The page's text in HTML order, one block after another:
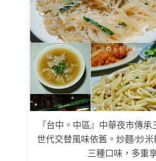
『台中。中區』中華夜市傳承
世代交替風味依舊。炒麵/炒
三種口味，多重